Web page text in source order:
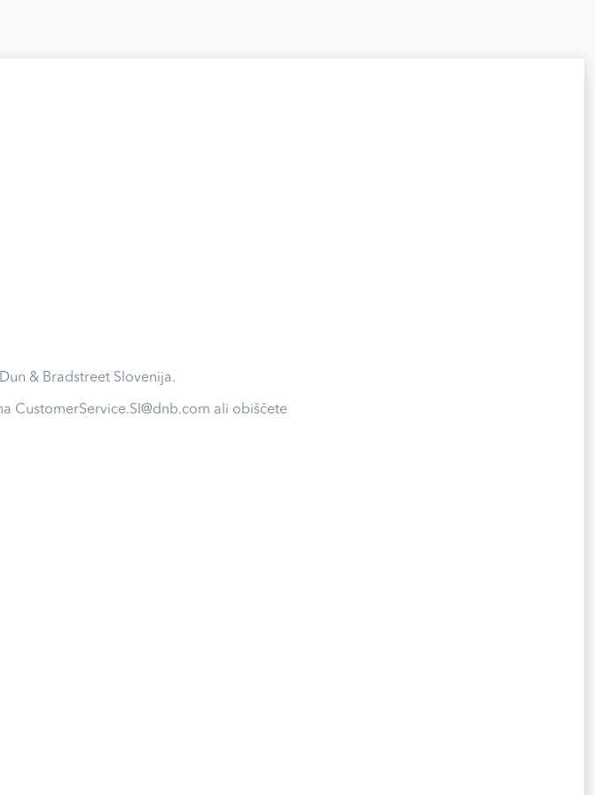
& Bradstreet Slovenija.
CustomerService.SI@dnb.com ali obiščete